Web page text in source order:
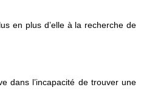
en plus d’elle à la recherche de
dans l’incapacité de trouver une